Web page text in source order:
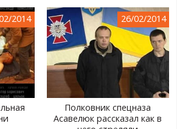
FIGHT FOR FREEDOM
2014 26/02/2014
Полковник спецназа
Асавелюк рассказал как в